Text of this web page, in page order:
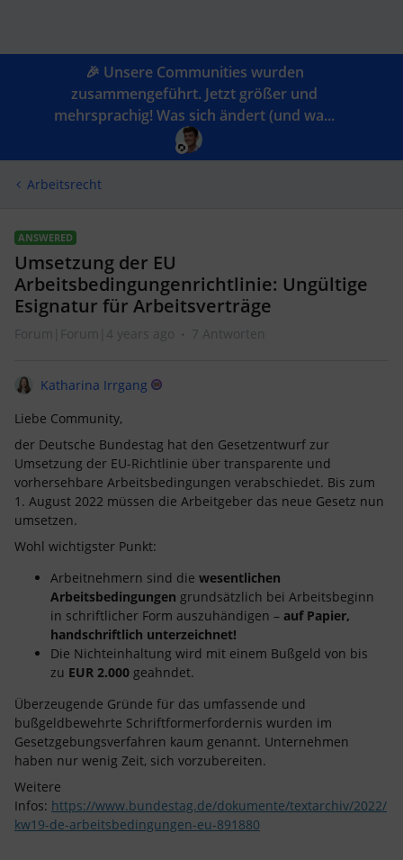
🎉 Unsere Communities wurden
zusammengeführt. Jetzt größer und
mehrsprachig! Was sich ändert (und wa...
Arbeitsrecht
ANSWERED
Umsetzung der EU
Arbeitsbedingungenrichtlinie: Ungültige
Esignatur für Arbeitsverträge
Forum|Forum|4 years ago 7 Antworten
Katharina Irrgang
Liebe Community,
der Deutsche Bundestag hat den Gesetzentwurf zur
Umsetzung der EU-Richtlinie über transparente und
vorhersehbare Arbeitsbedingungen verabschiedet. Bis zum
1. August 2022 müssen die Arbeitgeber das neue Gesetz nun
umsetzen.
Wohl wichtigster Punkt:
Arbeitnehmern sind die wesentlichen
Arbeitsbedingungen grundsätzlich bei Arbeitsbeginn
in schriftlicher Form auszuhändigen – auf Papier,
handschriftlich unterzeichnet!
Die Nichteinhaltung wird mit einem Bußgeld von bis
zu EUR 2.000 geahndet.
Überzeugende Gründe für das umfassende und
bußgeldbewehrte Schriftformerfordernis wurden im
Gesetzgebungsverfahren kaum genannt. Unternehmen
haben nur wenig Zeit, sich vorzubereiten.
Weitere
Infos: https://www.bundestag.de/dokumente/textarchiv/2022/
kw19-de-arbeitsbedingungen-eu-891880